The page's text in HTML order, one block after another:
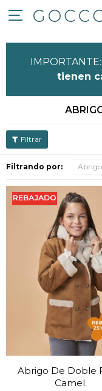

IMPORTANTE:
tienen
Filtrando por:
Abrigo De Doble
Camel